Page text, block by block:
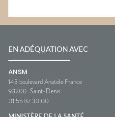
EN ADÉQUATION AVEC
ANSM
143 boulevard Anatole France
93200 Saint-Denis
01 55 87 30 00